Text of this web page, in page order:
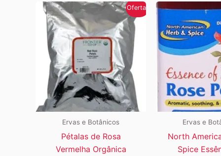
Oferta!
Ervas e Botânicos
Pétalas de Rosa
Vermelha Orgânica
Ervas e
North
Spice